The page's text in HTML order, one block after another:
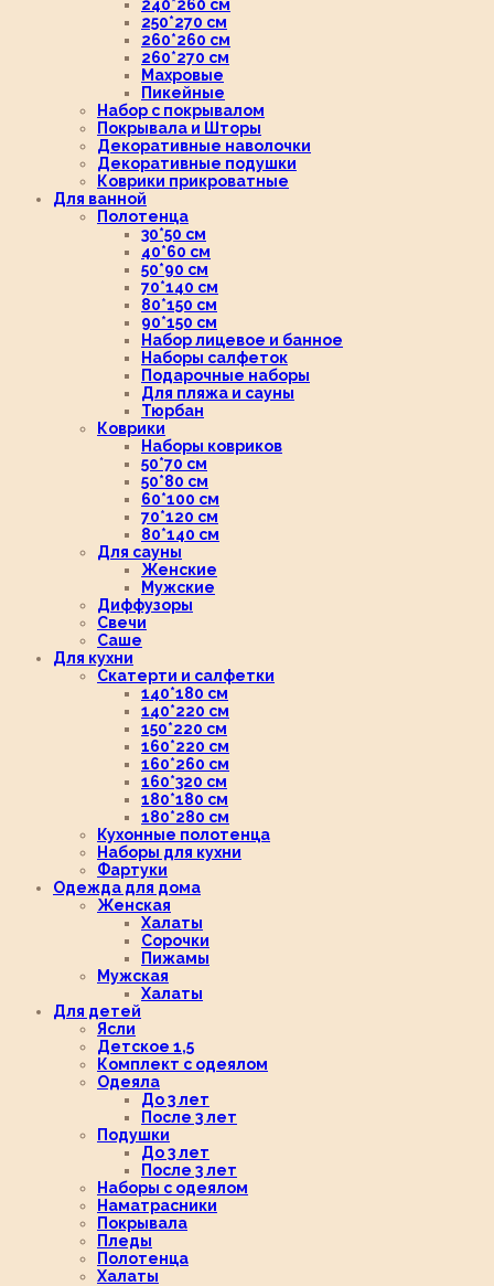
240*260 см
250*270 см
260*260 см
260*270 см
Махровые
Пикейные
Набор с покрывалом
Покрывала и Шторы
Декоративные наволочки
Декоративные подушки
Коврики прикроватные
Для ванной
Полотенца
30*50 см
40*60 см
50*90 см
70*140 см
80*150 см
90*150 см
Набор лицевое и банное
Наборы салфеток
Подарочные наборы
Для пляжа и сауны
Тюрбан
Коврики
Наборы ковриков
50*70 см
50*80 см
60*100 см
70*120 см
80*140 см
Для сауны
Женские
Мужские
Диффузоры
Свечи
Саше
Для кухни
Скатерти и салфетки
140*180 см
140*220 см
150*220 см
160*220 см
160*260 см
160*320 см
180*180 см
180*280 см
Кухонные полотенца
Наборы для кухни
Фартуки
Одежда для дома
Женская
Халаты
Сорочки
Пижамы
Мужская
Халаты
Для детей
Ясли
Детское 1,5
Комплект с одеялом
Одеяла
До 3 лет
После 3 лет
Подушки
До 3 лет
После 3 лет
Наборы с одеялом
Наматрасники
Покрывала
Пледы
Полотенца
Халаты